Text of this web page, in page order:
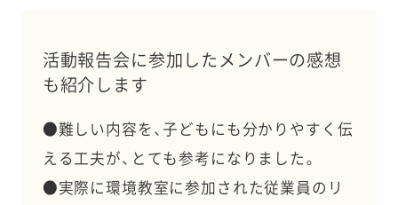
活動報告会に参加したメンバーの感想
も紹介します
●難しい内容を、子どもにも分かりやすく伝
える工夫が、とても参考になりました。
●実際に環境教室に参加された従業員のリ